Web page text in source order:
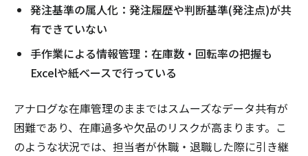
発注基準の属人化：発注履歴や判断基準(発注点)が共
有できていない
手作業による情報管理：在庫数・回転率の把握も
Excelや紙ベースで行っている
アナログな在庫管理のままではスムーズなデータ共有が
困難であり、在庫過多や欠品のリスクが高まります。こ
のような状況では、担当者が休職・退職した際に引き継